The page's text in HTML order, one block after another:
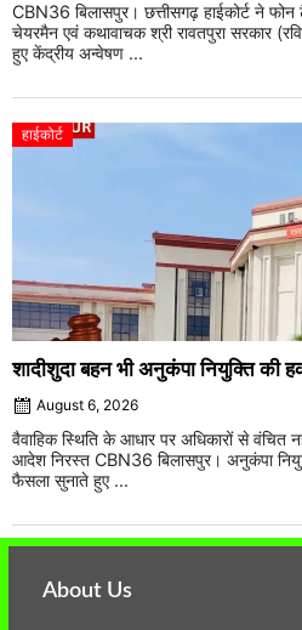
CBN36 बिलासपुर। छत्तीसगढ़ हाईकोर्ट ने फोन
चेयरमैन एवं कथावाचक श्री रावतपुरा सरकार
हुए केंद्रीय अन्वेषण ...
हाईकोर्ट
शादीशुदा बहन भी अनुकंपा नियुक्ति की
August 6, 2026
वैवाहिक स्थिति के आधार पर अधिकारों से वंचित
आदेश निरस्त CBN36 बिलासपुर। अनुकंपा
फैसला सुनाते हुए ...
About Us